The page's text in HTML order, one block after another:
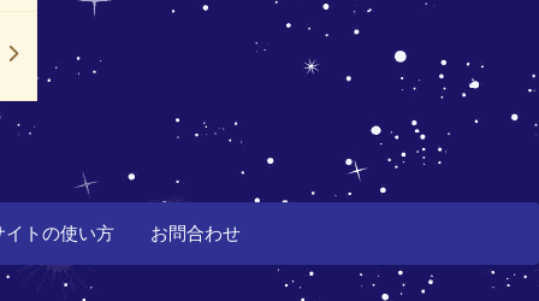
イトの使い方 お問合わせ